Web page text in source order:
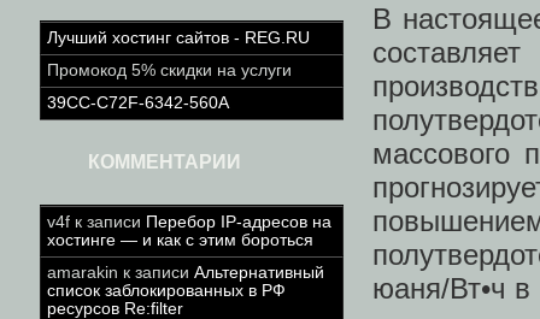
Лучший хостинг сайтов - REG.RU
Промокод 5% скидки на услуги
39CC-C72F-6342-560A
КОММЕНТАРИИ
v4f к записи Перебор IP-адресов на
хостинге — и как с этим бороться
amarakin к записи Альтернативный
список заблокированных в РФ
ресурсов Re:filter
В
массового
юаня/Вт•ч в